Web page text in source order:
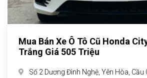
Mua Bán Xe Ô Tô Cũ Honda
Trắng Giá 505 Triệu
Số 2 Dương Đình Nghệ, Yên Hòa, Cầu